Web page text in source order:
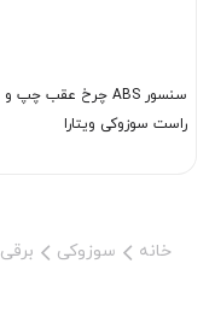
سنسور ABS چرخ عقب چپ و
راست سوزوکی ویتارا
خانه سوزوکی برقی